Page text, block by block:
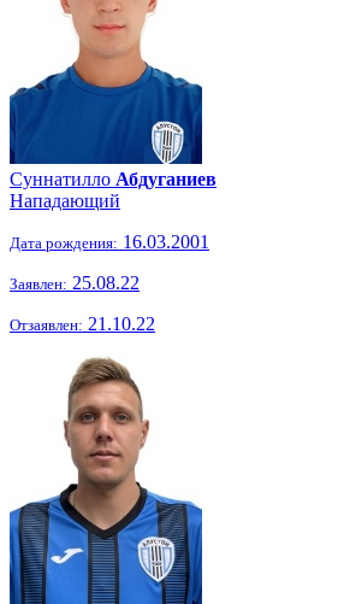
Суннатилло Абдуганиев
Нападающий
Дата рождения: 16.03.2001
Заявлен: 25.08.22
Отзаявлен: 21.10.22